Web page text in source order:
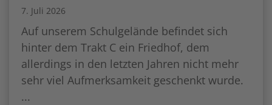
7. Juli 2026
Auf unserem Schulgelände befindet sich
hinter dem Trakt C ein Friedhof, dem
allerdings in den letzten Jahren nicht mehr
sehr viel Aufmerksamkeit geschenkt wurde.
...